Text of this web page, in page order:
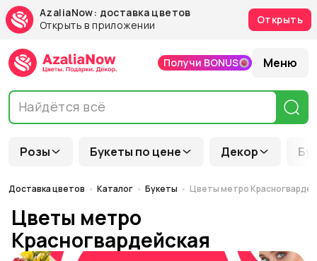
AzaliaNow: доставка цветов
Открыть в приложении
Открыть
Розы Букеты по цене Декор
Получи BONUS Меню
Доставка цветов Каталог Букеты Цветы метро
Цветы метро
Красногвардейская